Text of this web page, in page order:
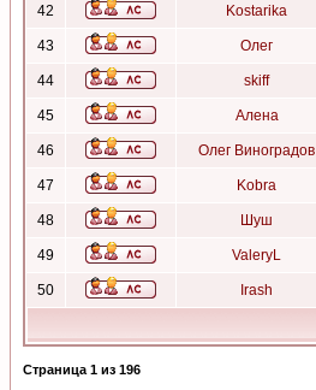
42 Kostarika
43 Олег
44 skiff
45 Алена
46 Олег Виноградов
47 Kobra
48 Шуш
49 ValeryL
50 Irash
Страница 1 из 196